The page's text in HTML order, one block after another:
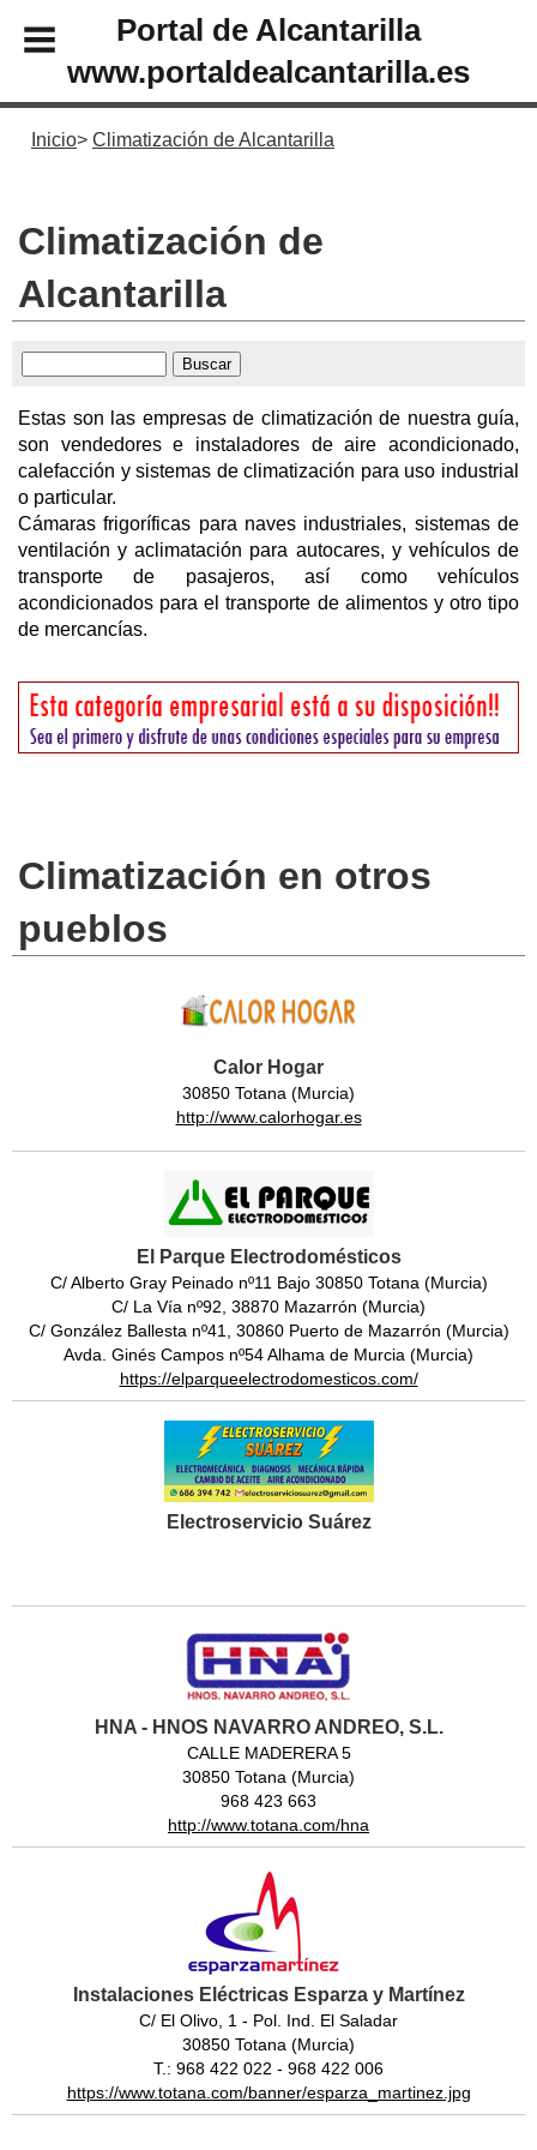
Portal de Alcantarilla
www.portaldealcantarilla.es
Inicio Climatización de Alcantarilla
Climatización de
Alcantarilla
Estas son las empresas de climatización de nuestra guía,
son vendedores e instaladores de aire acondicionado,
calefacción y sistemas de climatización para uso industrial
o particular.
Cámaras frigoríficas para naves industriales, sistemas de
ventilación y aclimatación para autocares, y vehículos de
transporte de pasajeros, así como vehículos
acondicionados para el transporte de alimentos y otro tipo
de mercancías.
Climatización en otros
pueblos
Calor Hogar
30850 Totana (Murcia)
http://www.calorhogar.es
El Parque Electrodomésticos
C/ Alberto Gray Peinado nº11 Bajo 30850 Totana (Murcia)
C/ La Vía nº92, 38870 Mazarrón (Murcia)
C/ González Ballesta nº41, 30860 Puerto de Mazarrón (Murcia)
Avda. Ginés Campos nº54 Alhama de Murcia (Murcia)
https://elparqueelectrodomesticos.com/
Electroservicio Suárez
HNA - HNOS NAVARRO ANDREO, S.L.
CALLE MADERERA 5
30850 Totana (Murcia)
968 423 663
http://www.totana.com/hna
Instalaciones Eléctricas Esparza y Martínez
C/ El Olivo, 1 - Pol. Ind. El Saladar
30850 Totana (Murcia)
T.: 968 422 022 - 968 422 006
https://www.totana.com/banner/esparza_martinez.jpg